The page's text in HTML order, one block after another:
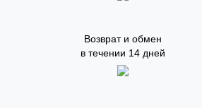
Возврат и обмен
в течении 14 дней